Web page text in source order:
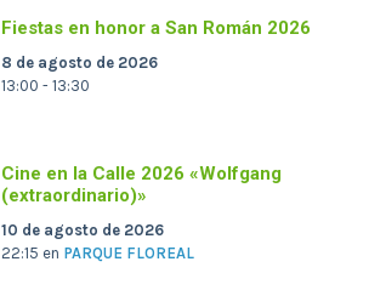
Fiestas en honor a San Román 2026
8 de agosto de 2026
13:00 - 13:30
Cine en la Calle 2026 «Wolfgang
(extraordinario)»
10 de agosto de 2026
22:15 en PARQUE FLOREAL